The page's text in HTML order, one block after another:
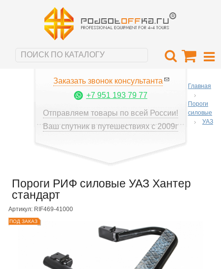
Заказать звонок консультанта
+7 951 193 79 77
Отправляем товары по всей России!
Ваш спутник в путешествиях с 2009г
Главная
Пороги
силовые
УАЗ
Пороги РИФ силовые УАЗ Хантер
стандарт
Артикул: RIF469-41000
ПОД ЗАКАЗ